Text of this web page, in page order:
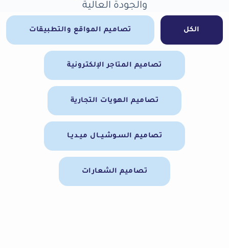
والجودة العالية
الكل تصاميم المواقع والتطبيقات
تصاميم المتاجر الإلكترونية
تصاميم الهويات التجارية
تصاميم السـوشيــال ميـديـا
تصاميم الشعارات